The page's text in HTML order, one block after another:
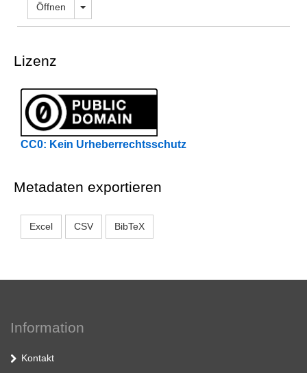
Öffnen Dropdown öffnen
Lizenz
CC0: Kein Urheberrechtsschutz
Metadaten exportieren
Excel CSV BibTeX
Information
Kontakt